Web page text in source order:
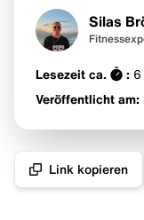
Silas
Lesezeit ca. : 6
Veröffentlicht am:
Link kopieren